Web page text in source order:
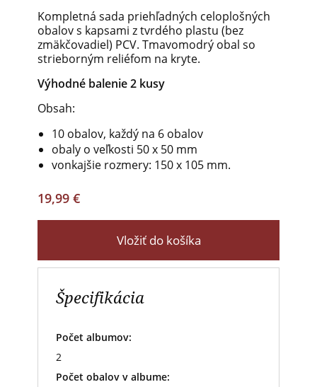
Kompletná sada priehľadných celoplošných
obalov s kapsami z tvrdého plastu (bez
zmäkčovadiel) PCV. Tmavomodrý obal so
strieborným reliéfom na kryte.
Výhodné balenie 2 kusy
Obsah:
10 obalov, každý na 6 obalov
obaly o veľkosti 50 x 50 mm
vonkajšie rozmery: 150 x 105 mm.
19,99 €
Vložiť do košíka
Špecifikácia
Počet albumov:
2
Počet obalov v albume: